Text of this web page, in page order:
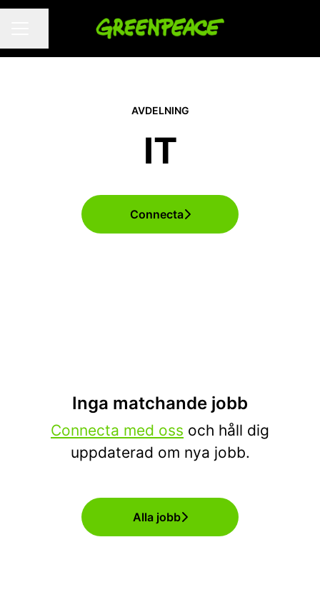
AVDELNING
IT
Connecta
Inga matchande jobb
Connecta med oss och håll dig
uppdaterad om nya jobb.
Alla jobb